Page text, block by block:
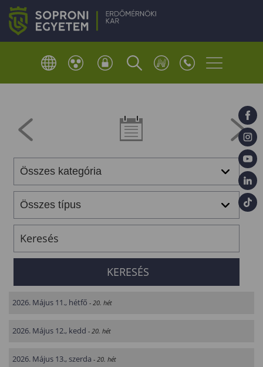
2026. Május 11., hétfő - 20. hét
2026. Május 12., kedd - 20. hét
2026. Május 13., szerda - 20. hét